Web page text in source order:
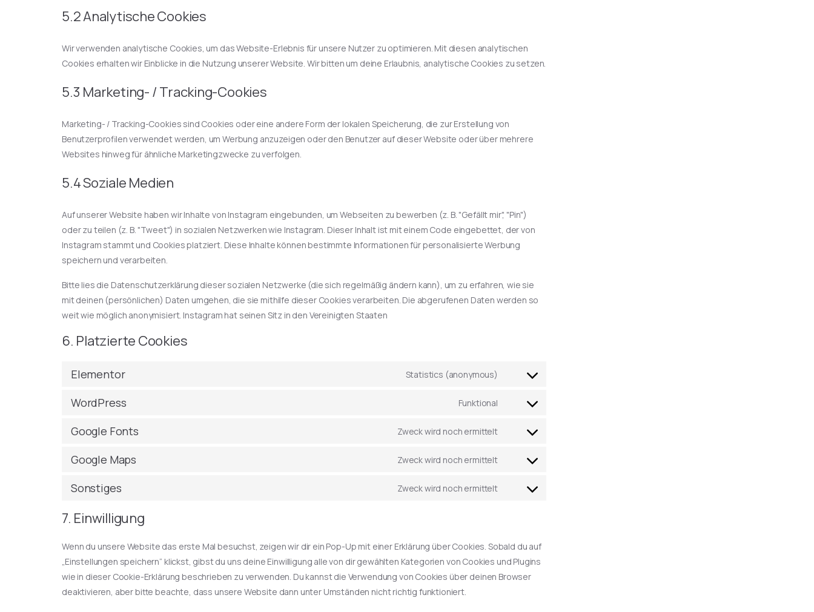
5.2 Analytische Cookies
Wir verwenden analytische Cookies, um das Website-Erlebnis für unsere Nutzer zu optimieren. Mit diesen analytischen
Cookies erhalten wir Einblicke in die Nutzung unserer Website. Wir bitten um deine Erlaubnis, analytische Cookies zu setzen.
5.3 Marketing- / Tracking-Cookies
Marketing- / Tracking-Cookies sind Cookies oder eine andere Form der lokalen Speicherung, die zur Erstellung von
Benutzerprofilen verwendet werden, um Werbung anzuzeigen oder den Benutzer auf dieser Website oder über mehrere
Websites hinweg für ähnliche Marketingzwecke zu verfolgen.
5.4 Soziale Medien
Auf unserer Website haben wir Inhalte von Instagram eingebunden, um Webseiten zu bewerben (z. B. "Gefällt mir", "Pin")
oder zu teilen (z. B. "Tweet") in sozialen Netzwerken wie Instagram. Dieser Inhalt ist mit einem Code eingebettet, der von
Instagram stammt und Cookies platziert. Diese Inhalte können bestimmte Informationen für personalisierte Werbung
speichern und verarbeiten.
Bitte lies die Datenschutzerklärung dieser sozialen Netzwerke (die sich regelmäßig ändern kann), um zu erfahren, wie sie
mit deinen (persönlichen) Daten umgehen, die sie mithilfe dieser Cookies verarbeiten. Die abgerufenen Daten werden so
weit wie möglich anonymisiert. Instagram hat seinen Sitz in den Vereinigten Staaten
6. Platzierte Cookies
Elementor Statistics (anonymous)
WordPress Funktional
Google Fonts Zweck wird noch ermittelt
Google Maps Zweck wird noch ermittelt
Sonstiges Zweck wird noch ermittelt
7. Einwilligung
Wenn du unsere Website das erste Mal besuchst, zeigen wir dir ein Pop-Up mit einer Erklärung über Cookies. Sobald du auf
„Einstellungen speichern“ klickst, gibst du uns deine Einwilligung alle von dir gewählten Kategorien von Cookies und Plugins
wie in dieser Cookie-Erklärung beschrieben zu verwenden. Du kannst die Verwendung von Cookies über deinen Browser
deaktivieren, aber bitte beachte, dass unsere Website dann unter Umständen nicht richtig funktioniert.